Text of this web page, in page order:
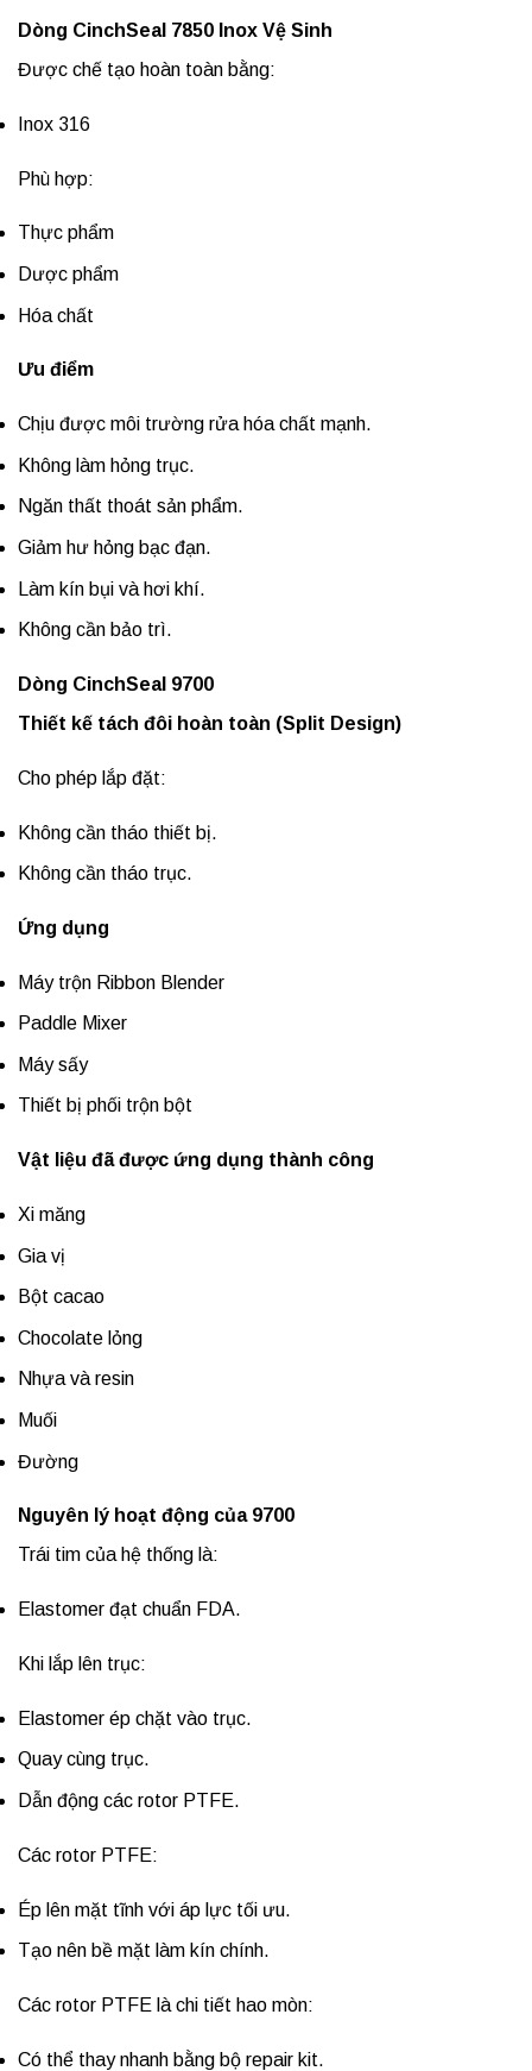
Dòng CinchSeal 7850 Inox Vệ Sinh
Được chế tạo hoàn toàn bằng:
Inox 316
Phù hợp:
Thực phẩm
Dược phẩm
Hóa chất
Ưu điểm
Chịu được môi trường rửa hóa chất mạnh.
Không làm hỏng trục.
Ngăn thất thoát sản phẩm.
Giảm hư hỏng bạc đạn.
Làm kín bụi và hơi khí.
Không cần bảo trì.
Dòng CinchSeal 9700
Thiết kế tách đôi hoàn toàn (Split Design)
Cho phép lắp đặt:
Không cần tháo thiết bị.
Không cần tháo trục.
Ứng dụng
Máy trộn Ribbon Blender
Paddle Mixer
Máy sấy
Thiết bị phối trộn bột
Vật liệu đã được ứng dụng thành công
Xi măng
Gia vị
Bột cacao
Chocolate lỏng
Nhựa và resin
Muối
Đường
Nguyên lý hoạt động của 9700
Trái tim của hệ thống là:
Elastomer đạt chuẩn FDA.
Khi lắp lên trục:
Elastomer ép chặt vào trục.
Quay cùng trục.
Dẫn động các rotor PTFE.
Các rotor PTFE:
Ép lên mặt tĩnh với áp lực tối ưu.
Tạo nên bề mặt làm kín chính.
Các rotor PTFE là chi tiết hao mòn:
Có thể thay nhanh bằng bộ repair kit.